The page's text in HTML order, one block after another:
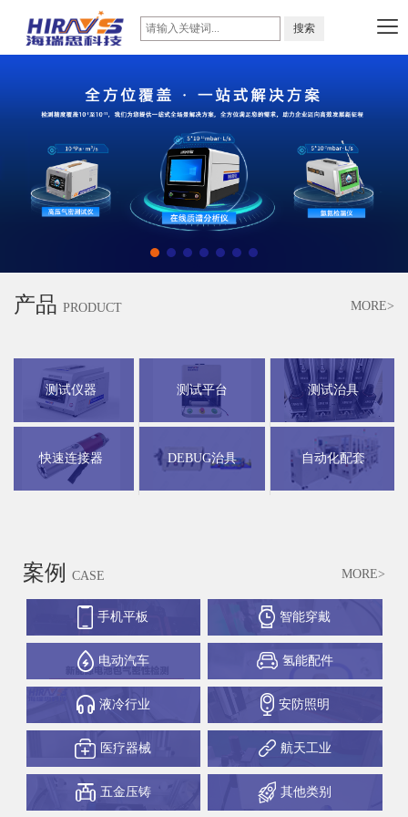
产品 PRODUCT MORE>
测试仪器 测试平台 测试治具
快速连接器 DEBUG治具 自动化配套
案例 CASE MORE>
手机平板 智能穿戴
电动汽车 氢能配件
液冷行业 安防照明
医疗器械 航天工业
五金压铸 其他类别